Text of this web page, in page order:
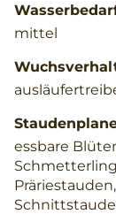
mittel
essbare
Schnittstaude